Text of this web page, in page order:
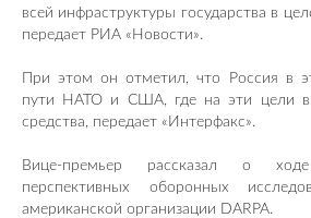
всей инфраструктуры государства в
передает РИА «Новости».
При этом он отметил, что Россия в
пути НАТО и США, где на эти цели
средства, передает «Интерфакс».
Вице-премьер рассказал о
перспективных оборонных
американской организации DARPA.